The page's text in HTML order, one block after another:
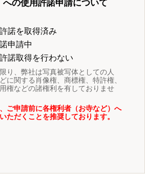
の使用許諾申請について
諾を取得済み
申請中
諾取得を行わない
り、弊社は写真被写体としての人
に関する肖像権、商標権、特許権、
権などの諸権利を有しておりませ
ご申請前に各権利者（お寺など）へ
ただくことを推奨しております。